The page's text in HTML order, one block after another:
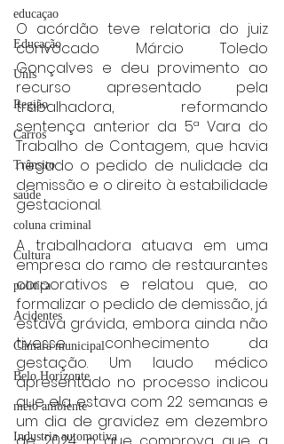
educaçao
Educação
Unis
Região
Carros
Trânsito
saúde
coluna criminal
Cultura
politica
Acidentes
Câmara municipal
Belo Horizonte
meio ambiente
Industria automotiva
O acórdão teve relatoria do juiz
convocado Márcio Toledo
Gonçalves e deu provimento ao
recurso apresentado pela
trabalhadora, reformando
sentença anterior da 5ª Vara do
Trabalho de Contagem, que havia
negado o pedido de nulidade da
demissão e o direito à estabilidade
gestacional.
A trabalhadora atuava em uma
empresa do ramo de restaurantes
corporativos e relatou que, ao
formalizar o pedido de demissão, já
estava grávida, embora ainda não
tivesse conhecimento da
gestação. Um laudo médico
apresentado no processo indicou
que ela estava com 22 semanas e
um dia de gravidez em dezembro